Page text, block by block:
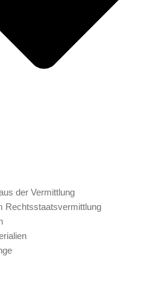
der Vermittlung
Rechtsstaatsvermittlung